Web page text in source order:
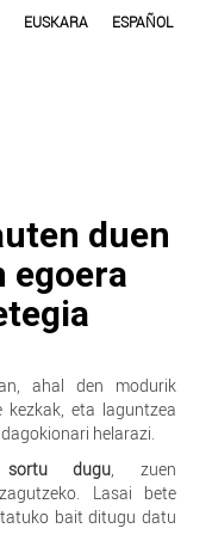
EUSKARA ESPAÑOL
duen
egoera
ahal den modurik
eta laguntzea
helarazi.
dugu, zuen
Lasai bete
bait ditugu datu